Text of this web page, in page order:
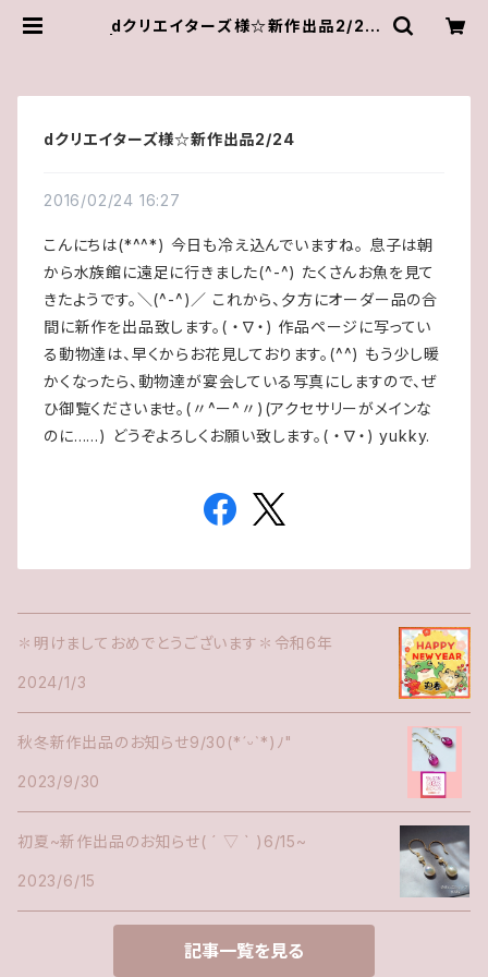
dクリエイターズ様☆新作出品2/24
dクリエイターズ様☆新作出品2/24
2016/02/24 16:27
こんにちは(*^^*) 今日も冷え込んでいますね。 息子は朝
から水族館に遠足に行きました(^-^) たくさんお魚を見て
きたようです。＼(^-^)／ これから、夕方にオーダー品の合
間に新作を出品致します。( ・∇・) 作品ページに写ってい
る動物達は、早くからお花見しております。(^^) もう少し暖
かくなったら、動物達が宴会している写真にしますので、ぜ
ひ御覧くださいませ。(〃^ー^〃)(アクセサリーがメインな
のに……) どうぞよろしくお願い致します。( ・∇・) yukky.
✽明けましておめでとうございます✽令和6年
2024/1/3
秋冬新作出品のお知らせ9/30(*ˊᵕˋ*)ﾉ"
2023/9/30
初夏~新作出品のお知らせ( ´ ▽ ` )6/15~
2023/6/15
記事一覧を見る